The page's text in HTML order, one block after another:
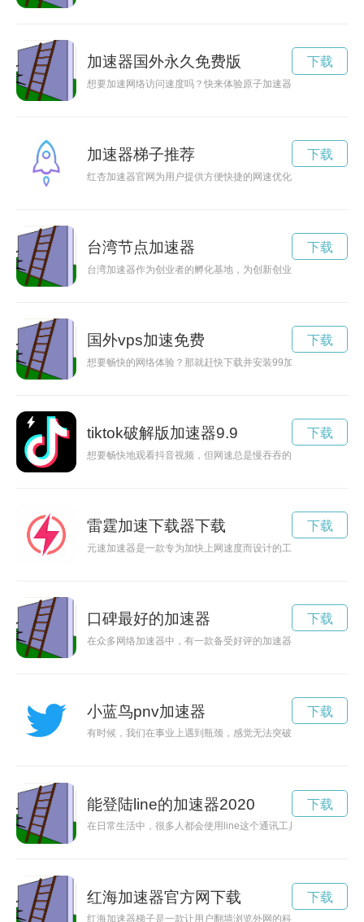
加速器国外永久免费版
想要加速网络访问速度吗？快来体验原子加速器官网3.2版本，
下载
加速器梯子推荐
红杏加速器官网为用户提供方便快捷的网速优化服务，有效加
下载
台湾节点加速器
台湾加速器作为创业者的孵化基地，为创新创业提供了一个强
下载
国外vps加速免费
想要畅快的网络体验？那就赶快下载并安装99加速器吧！本文
下载
tiktok破解版加速器9.9
想要畅快地观看抖音视频，但网速总是慢吞吞的？别担心！现
下载
雷霆加速下载器下载
元速加速器是一款专为加快上网速度而设计的工具，在您使用
下载
口碑最好的加速器
在众多网络加速器中，有一款备受好评的加速器，用户反馈称
下载
小蓝鸟pnv加速器
有时候，我们在事业上遇到瓶颈，感觉无法突破，这时候就需
下载
能登陆line的加速器2020
在日常生活中，很多人都会使用line这个通讯工具，但是随着
下载
红海加速器官方网下载
红海加速器梯子是一款让用户翻墙浏览外网的科技产品，能够
下载